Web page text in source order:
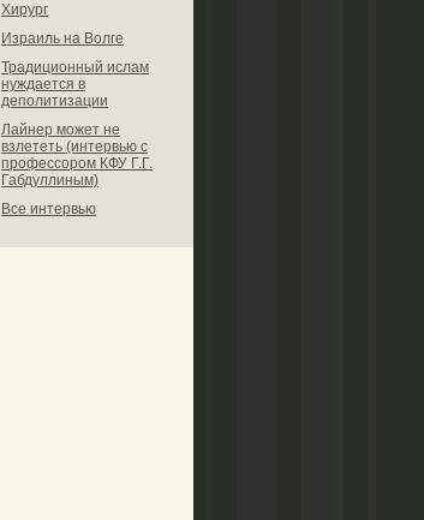
Хирург
Израиль на Волге
Традиционный ислам
нуждается в
деполитизации
Лайнер может не
взлететь (интервью с
профессором КФУ Г.Г.
Габдуллиным)
Все интервью